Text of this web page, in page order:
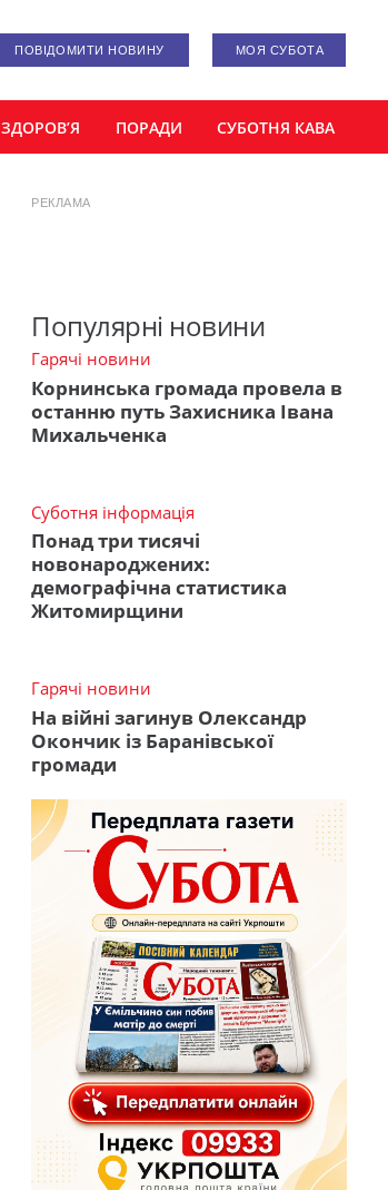
ПОВІДОМИТИ НОВИНУ МОЯ СУБОТА
ЗДОРОВ’Я ПОРАДИ СУБОТНЯ КАВА
РЕКЛАМА
Популярні новини
Гарячі новини
Корнинська громада провела в
останню путь Захисника Івана
Михальченка
Суботня інформація
Понад три тисячі
новонароджених:
демографічна статистика
Житомирщини
Гарячі новини
На війні загинув Олександр
Окончик із Баранівської
громади